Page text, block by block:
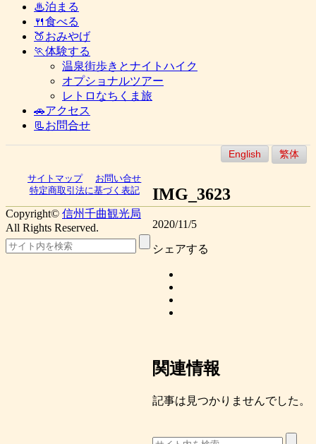
♨泊まる
🍴食べる
🍑おみやげ
🏃体験する
温泉街歩きとナイトハイク
オプショナルツアー
レトロなちくま旅
🚗アクセス
📃お問合せ
English 繁体
IMG_3623
2020/11/5
シェアする
関連情報
記事は見つかりませんでした。
サイトマップ
お問い合せ
特定商取引法に基づく表記
Copyright© 信州千曲観光局
All Rights Reserved.